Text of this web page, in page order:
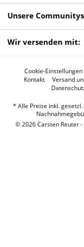
Unsere Communitys
Wir versenden mit:
Cookie-Einstellungen
Kontakt
Versand
* Alle Preise inkl.
© 2026 Carsten Reuter -